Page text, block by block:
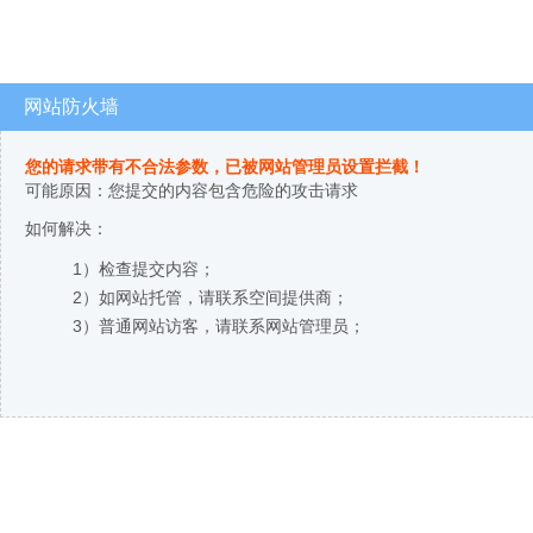
网站防火墙
您的请求带有不合法参数，已被网站管理员设置拦截！
可能原因：您提交的内容包含危险的攻击请求
如何解决：
1）检查提交内容；
2）如网站托管，请联系空间提供商；
3）普通网站访客，请联系网站管理员；